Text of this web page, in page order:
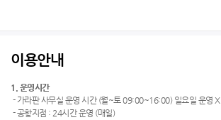
이용안내
1. 운영시간
- 가라판 사무실 운영 시간 (월~토 09:00~16:00) 일요일 운영 X
- 공항지점 : 24시간 운영 (매일)